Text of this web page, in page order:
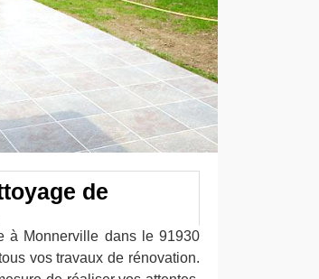
de
à Monnerville dans le 91930
vos travaux de rénovation.